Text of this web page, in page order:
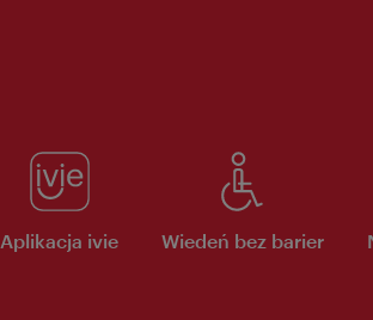
Aplikacja ivie Wiedeń bez barier